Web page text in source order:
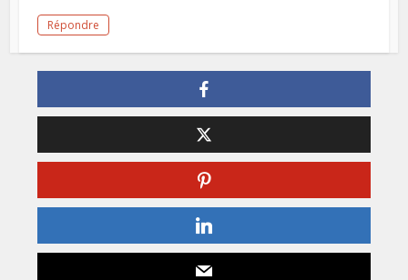
Répondre